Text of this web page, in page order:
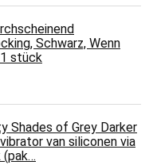
Schwarz, Wenn
stück
Shades of Grey Darker
van siliconen via
(pak…